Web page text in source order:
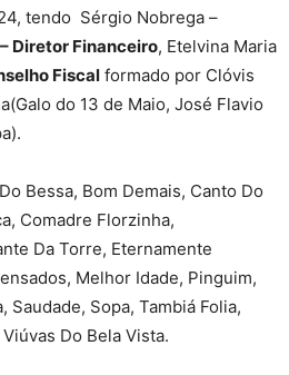
tendo Sérgio Nobrega –
– Diretor Financeiro, Etelvina Maria
Fiscal formado por Clóvis
do 13 de Maio, José Flavio
Bessa, Bom Demais, Canto Do
Comadre Florzinha,
Da Torre, Eternamente
Melhor Idade, Pinguim,
Sopa, Tambiá Folia,
Do Bela Vista.